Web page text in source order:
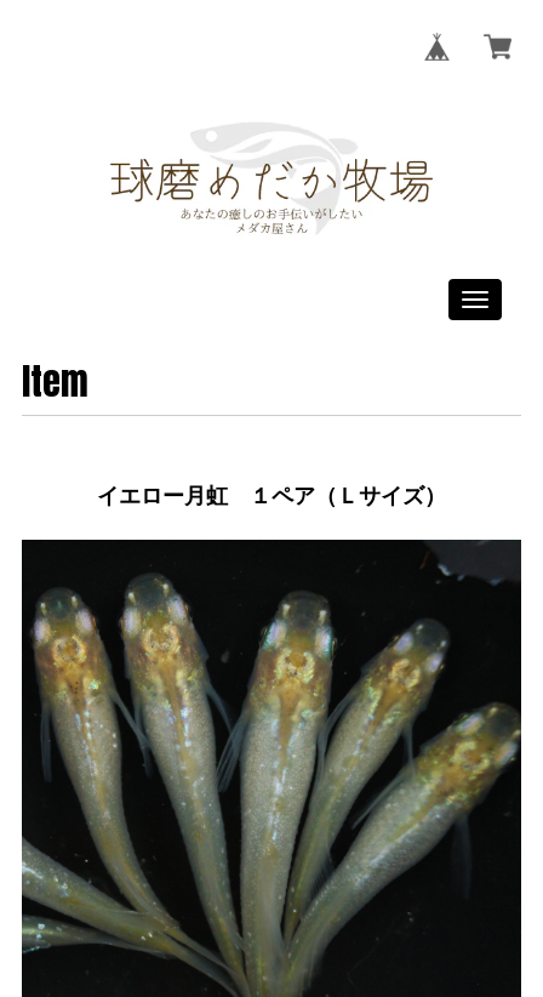
Toggle
Item
イエロー月虹 １ペア（Ｌサイズ）